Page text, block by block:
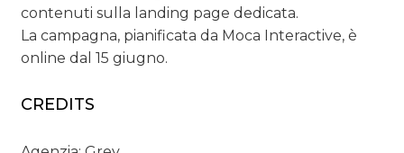
contenuti sulla landing page dedicata.
La campagna, pianificata da Moca Interactive, è
online dal 15 giugno.
CREDITS